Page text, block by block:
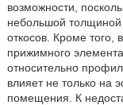
возможности,
небольшой толщиной
откосов. Кроме того,
прижимного
относительно
влияет не только на
помещения. К